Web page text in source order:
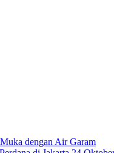
dengan Air Garam